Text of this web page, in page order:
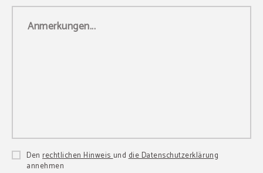
Anmerkungen...
Denrechtlichen Hinweisunddie Datenschutzerklärung
annehmen